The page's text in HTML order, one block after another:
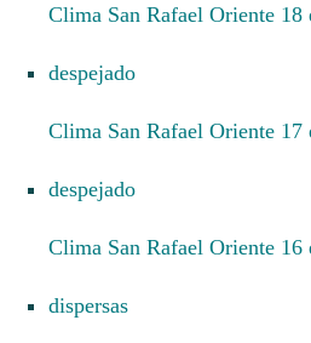
Clima San Rafael Oriente 18 enero 2026 cielo
despejado
Clima San Rafael Oriente 17 enero 2026 cielo
despejado
Clima San Rafael Oriente 16 enero 2026 nubes
dispersas